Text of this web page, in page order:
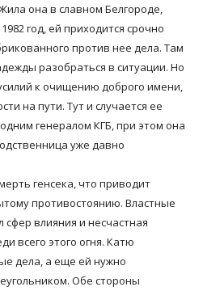
она в славном Белгороде,
год, ей приходится срочно
против нее дела. Там
разобраться в ситуации. Но
к очищению доброго имени,
на пути. Тут и случается ее
генералом КГБ, при этом она
уже давно
генсека, что приводит
противостоянию. Властные
влияния и несчастная
всего этого огня. Катю
дела, а еще ей нужно
Обе стороны